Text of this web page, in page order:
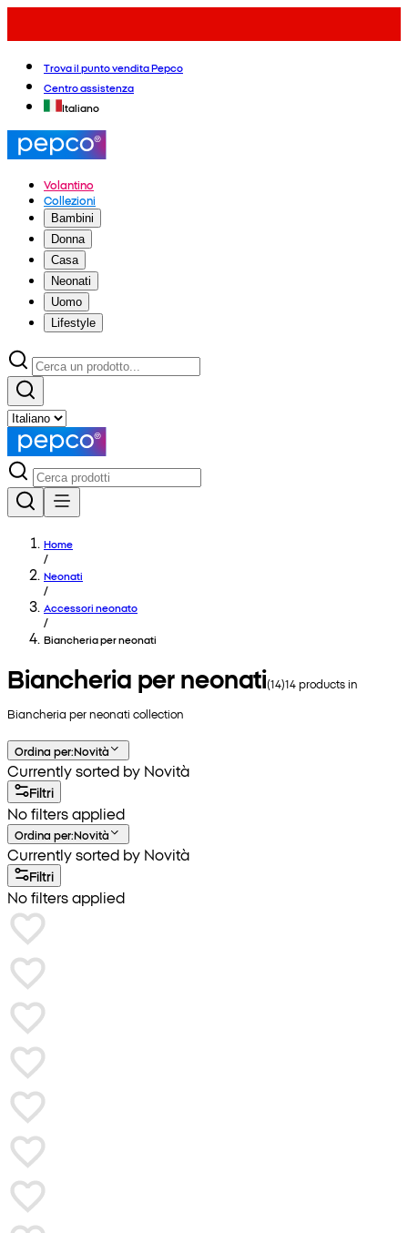
Trova il punto vendita Pepco
Centro assistenza
Italiano
Volantino
Collezioni
Bambini
Donna
Casa
Neonati
Uomo
Lifestyle
Home
/
Neonati
/
Accessori neonato
/
Biancheria per neonati
Biancheria per neonati(14)14products in
Biancheria per neonati collection
Ordina per:Novità
Currently sorted by Novità
Filtri
No filters applied
Ordina per:Novità
Currently sorted by Novità
Filtri
No filters applied